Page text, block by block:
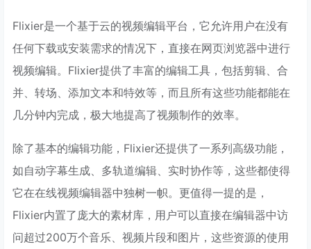
Flixier是一个基于云的视频编辑平台，它允许用户在没有
任何下载或安装需求的情况下，直接在网页浏览器中进行
视频编辑。Flixier提供了丰富的编辑工具，包括剪辑、合
并、转场、添加文本和特效等，而且所有这些功能都能在
几分钟内完成，极大地提高了视频制作的效率。
除了基本的编辑功能，Flixier还提供了一系列高级功能，
如自动字幕生成、多轨道编辑、实时协作等，这些都使得
它在在线视频编辑器中独树一帜。更值得一提的是，
Flixier内置了庞大的素材库，用户可以直接在编辑器中访
问超过200万个音乐、视频片段和图片，这些资源的使用